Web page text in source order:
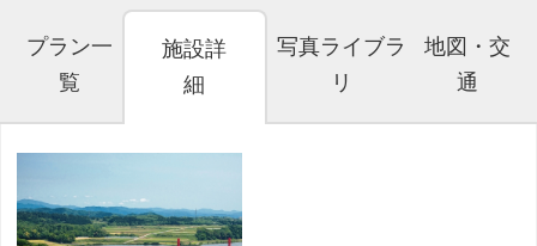
プラン一
覧
施設詳
細
写真ライブラ
リ
地図・交
通